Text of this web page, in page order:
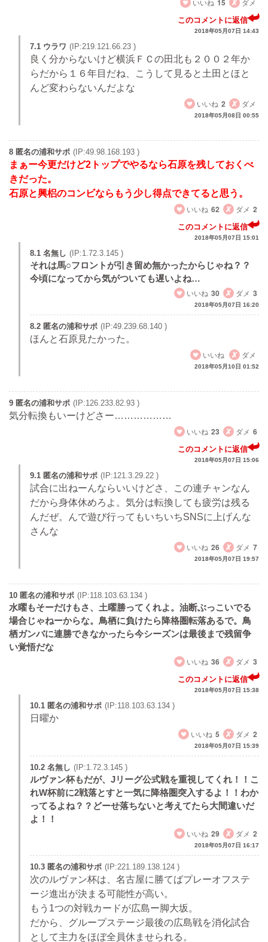
いいね 15 ダメ
このコメントに返信
2018年05月07日 14:43
7.1 ウラワ (IP:219.121.66.23 )
良く分からないけど横浜ＦＣの田北も２００２年か
らだから１６年目だね、こうして見ると土田とほと
んど変わらないんだよな
いいね 2 ダメ
2018年05月08日 00:55
8 匿名の浦和サポ (IP:49.98.168.193 )
まぁー今更だけど2トップでやるなら石原を残しておくべ
きだった。
石原と興梠のコンビならもう少し得点できてると思う。
いいね 62 ダメ 2
このコメントに返信
2018年05月07日 15:01
8.1 名無し (IP:1.72.3.145 )
それは馬○フロントが引き留め無かったからじゃね？？
今頃になってから気がついても遅いよね…
いいね 30 ダメ 3
2018年05月07日 16:20
8.2 匿名の浦和サポ (IP:49.239.68.140 )
ほんと石原見たかった。
いいね
ダメ
2018年05月10日 01:52
9 匿名の浦和サポ (IP:126.233.82.93 )
気分転換もいーけどさー………………
いいね 23 ダメ 6
このコメントに返信
2018年05月07日 15:06
9.1 匿名の浦和サポ (IP:121.3.29.22 )
試合に出ねーんならいいけどさ、この連チャンなん
だから身体休めろよ。気分は転換しても疲労は残る
んだぜ。んで遊び行ってもいちいちSNSに上げんな
さんな
いいね 26 ダメ 7
2018年05月07日 19:57
10 匿名の浦和サポ (IP:118.103.63.134 )
水曜もそーだけもさ、土曜勝ってくれよ。油断ぶっこいでる
場合じゃねーからな。鳥栖に負けたら降格圏転落あるで。鳥
栖ガンバに連勝できなかったら今シーズンは最後まで残留争
い覚悟だな
いいね 36 ダメ 3
このコメントに返信
2018年05月07日 15:38
10.1 匿名の浦和サポ (IP:118.103.63.134 )
日曜か
いいね 5 ダメ 2
2018年05月07日 15:39
10.2 名無し (IP:1.72.3.145 )
ルヴァン杯もだが、Jリーグ公式戦を重視してくれ！！こ
れW杯前に2戦落とすと一気に降格圏突入するよ！！わか
ってるよね？？どーせ落ちないと考えてたら大間違いだ
よ！！
いいね 29 ダメ 2
2018年05月07日 16:17
10.3 匿名の浦和サポ (IP:221.189.138.124 )
次のルヴァン杯は、名古屋に勝てばプレーオフステ
ージ進出が決まる可能性が高い。
もう1つの対戦カードが広島ー脚大坂。
だから、グループステージ最後の広島戦を消化試合
として主力をほぼ全員休ませられる。